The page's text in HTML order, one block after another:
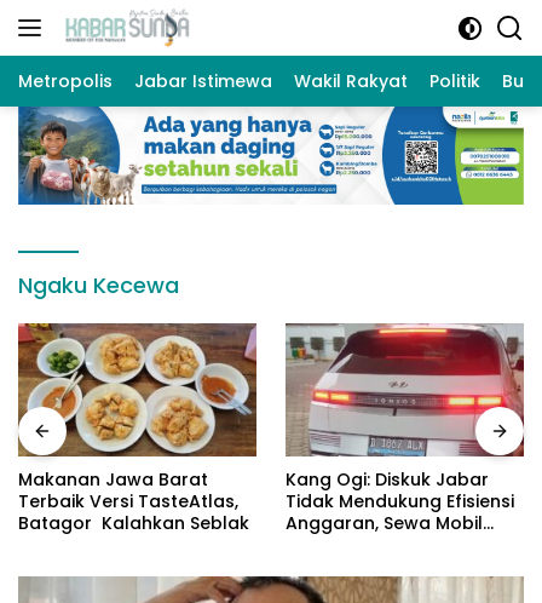
Langsung
Metropolis Jabar Istimewa Wakil Rakyat Politik
Ngaku Kecewa
Makanan Jawa Barat
Terbaik Versi TasteAtlas,
Batagor Kalahkan Seblak
Kang Ogi: Diskuk Jabar
Tidak Mendukung Efisiensi
Anggaran, Sewa Mobil